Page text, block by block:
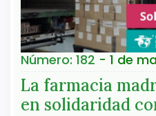
Número: 182 - 1 de
La farmacia
en solidaridad